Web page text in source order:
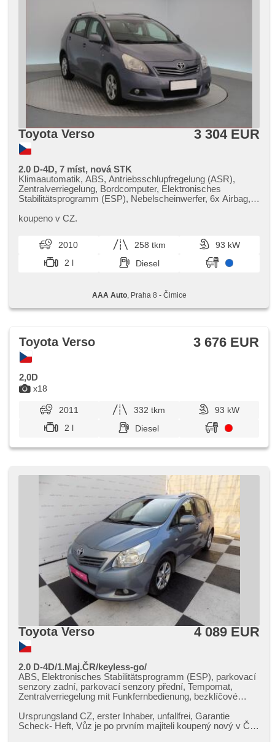
Toyota Verso 3 304 EUR
2.0 D-4D, 7 míst, nová STK
Klimaautomatik, ABS, Antriebsschlupfregelung (ASR),
Zentralverriegelung, Bordcomputer, Elektronisches
Stabilitätsprogramm (ESP), Nebelscheinwerfer, 6x Airbag,
koupeno v CZ.
2010 258 tkm
93 kW
2 l
Diesel
AAA Auto, Praha 8 - Čimice
x18
Toyota Verso 3 676 EUR
2,0D
2011 332 tkm
93 kW
2 l
Diesel
Toyota Verso 4 089 EUR
2.0 D-4D/1.Maj.ČR/keyless-go/
ABS, Elektronisches Stabilitätsprogramm (ESP), parkovací
senzory zadní, parkovací senzory přední, Tempomat,
Zentralverriegelung mit Funkfernbedienung, bezklíčové
Servolenkung, Beifahrerairbagdeaktivierung,
Lederpolsterung, Navigation, Bluetooth, USB,
Ursprungsland CZ,​ erster Inhaber,​ unfallfrei,​ Garantie
Scheck​- Heft,​ Vůz je po prvním majiteli koupený nový v ČR,​